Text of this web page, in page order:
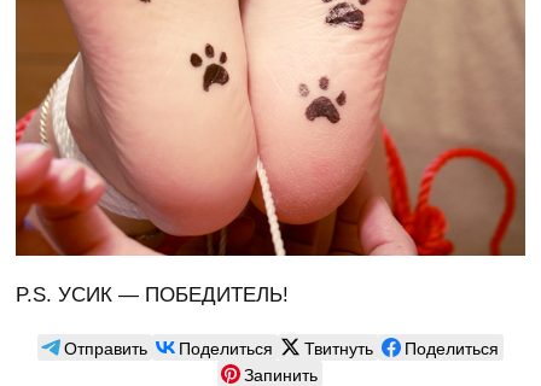
P.S. УСИК — ПОБЕДИТЕЛЬ!
Отправить Поделиться Твитнуть
Поделиться
Запинить